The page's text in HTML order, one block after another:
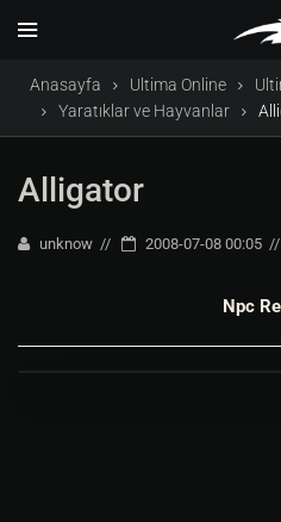
Anasayfa Ultima Online
Yaratıklar ve Hayvanlar
Alligator
unknow 2008-07-08 00:05
Npc